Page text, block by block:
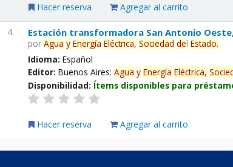
Hacer reserva Agregar al carrito
4. Estación transformadora San Antonio
porAgua y Energía Eléctrica, Sociedad delEstado.
Idioma:Español
Editor:Buenos Aires:Agua y Energía Eléctrica,
Disponibilidad: Ítems disponibles para
Hacer reserva Agregar al carrito